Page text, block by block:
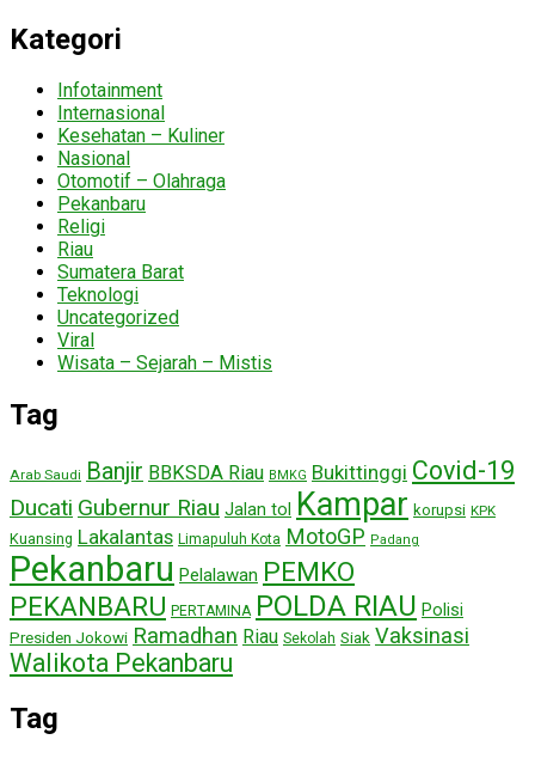
Kategori
Infotainment
Internasional
Kesehatan – Kuliner
Nasional
Otomotif – Olahraga
Pekanbaru
Religi
Riau
Sumatera Barat
Teknologi
Uncategorized
Viral
Wisata – Sejarah – Mistis
Tag
Arab Saudi Banjir BBKSDA Riau BMKG Bukittinggi Covid-19
Ducati Gubernur Riau Jalan tol Kampar korupsi KPK
Kuansing Lakalantas Limapuluh Kota MotoGP Padang
Pekanbaru Pelalawan PEMKO
PEKANBARU PERTAMINA POLDA RIAU Polisi
Presiden Jokowi Ramadhan Riau Sekolah Siak Vaksinasi
Walikota Pekanbaru
Tag